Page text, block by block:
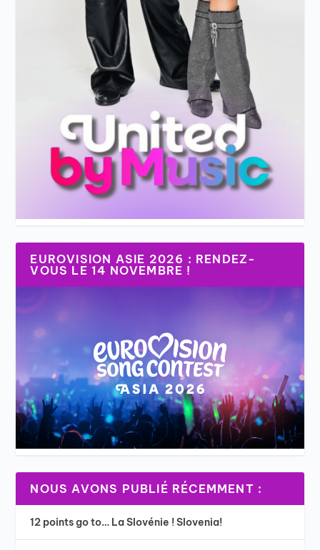
EUROVISION ASIE 2026 : RENDEZ-
VOUS LE 14 NOVEMBRE !
NOUS AVONS PUBLIÉ RÉCEMMENT :
12 points go to… La Slovénie ! Slovenia!